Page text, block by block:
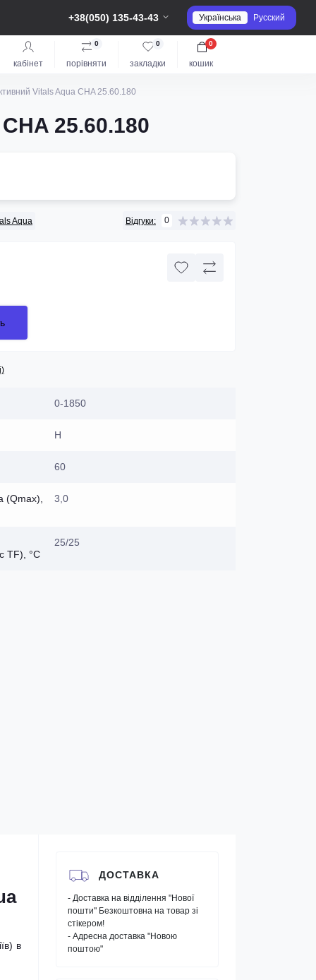
+38(050) 135-43-43 Українська Русский
кабінет порівняти
0
закладки
0
кошик
0
Vitals Aqua CHA 25.60.180
25.60.180
Aqua Відгуки: 0
0-1850
Н
60
(Qmax), 3,0
TF), °C
25/25
в
ДОСТАВКА
- Доставка на відділення "Нової
пошти" Безкоштовна на товар зі
стікером!
- Адресна доставка "Новою
поштою"